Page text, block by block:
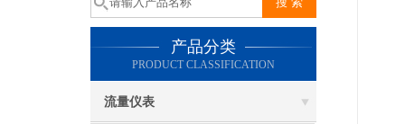
产品分类
PRODUCT CLASSIFICATION
流量仪表